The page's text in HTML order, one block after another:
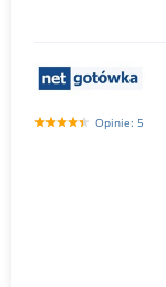
Opinie: 5